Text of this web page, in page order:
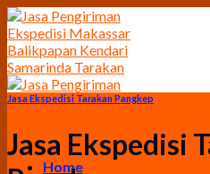
Skip
to
content
Home
Jasa Ekspedisi Tarakan Pangkep
Jasa Ekspedisi